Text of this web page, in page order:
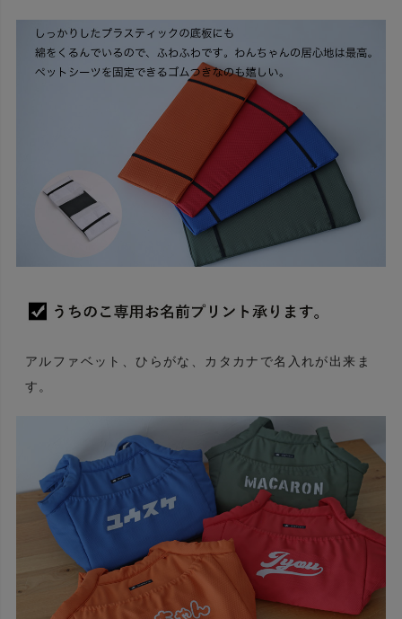
アルファベット、ひらがな、カタカナで名入れが出来ま
す。